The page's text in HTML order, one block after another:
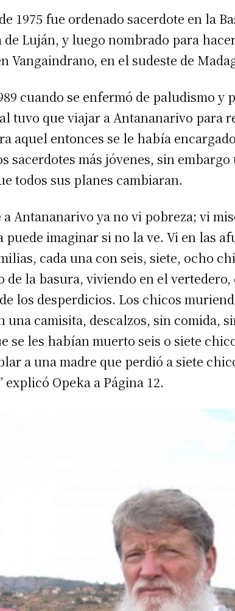
1975 fue ordenado sacerdote en la
de Luján, y luego nombrado para
Vangaindrano, en el sudeste de
cuando se enfermó de paludismo y
tuvo que viajar a Antananarivo para
aquel entonces se le había
sacerdotes más jóvenes, sin
todos sus planes cambiaran.
a Antananarivo ya no vi pobreza; vi
puede imaginar si no la ve. Vi en las
cada una con seis, siete, ocho
de la basura, viviendo en el
los desperdicios. Los chicos
una camisita, descalzos, sin comida,
se les habían muerto seis o siete
a una madre que perdió a siete
explicó Opeka a Página 12.